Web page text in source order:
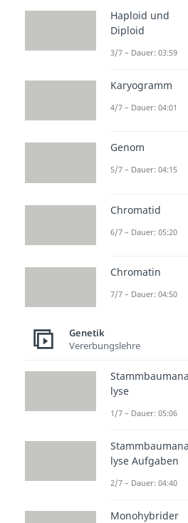
Das
werden zuerst
) und
gesamten Zellen
die
teilungsfähig
anschließend die
durchlaufen.
Zelle fehlende
verdoppelt die
wächst auf die
Ablauf
In deinem
durchgängig
Immer wenn
deine Zellen
Haploid und
Diploid
3/7 – Dauer: 03:59
Karyogramm
4/7 – Dauer: 04:01
Genom
5/7 – Dauer: 04:15
Chromatid
6/7 – Dauer: 05:20
Chromatin
7/7 – Dauer: 04:50
Genetik
Vererbungslehre
Stammbaumana
lyse
1/7 – Dauer: 05:06
Stammbaumana
lyse Aufgaben
2/7 – Dauer: 04:40
Monohybrider